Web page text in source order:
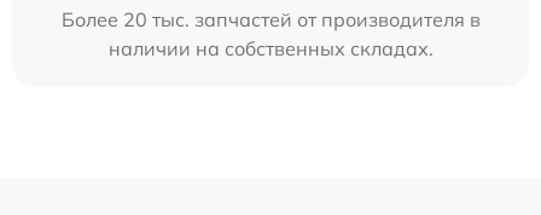
Более 20 тыс. запчастей от производителя в
наличии на собственных складах.